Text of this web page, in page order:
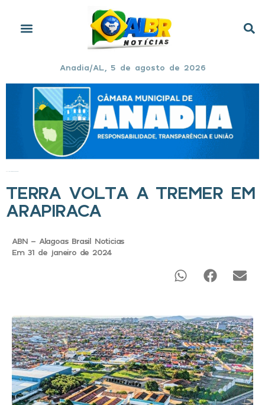
Anadia/AL, 5 de agosto de 2026
TERRA VOLTA A TREMER EM
ARAPIRACA
ABN - Alagoas Brasil Noticias
Em 31 de janeiro de 2024